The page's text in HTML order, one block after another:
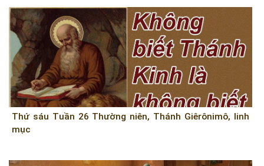
Thứ sáu Tuần 26 Thường niên, Thánh Giêrônimô, linh
mục